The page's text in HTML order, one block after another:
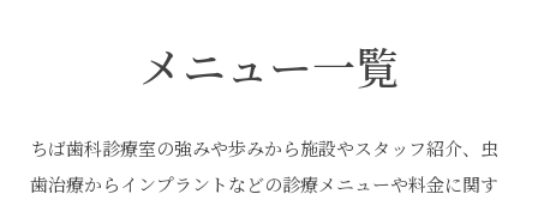
メニュー一覧
ちば歯科診療室の強みや歩みから施設やスタッフ紹介、虫
歯治療からインプラントなどの診療メニューや料金に関す